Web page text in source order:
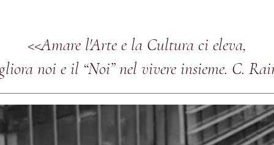
<<Amare l'Arte e la Cultura ci eleva,
noi e il “Noi” nel vivere insieme. C.